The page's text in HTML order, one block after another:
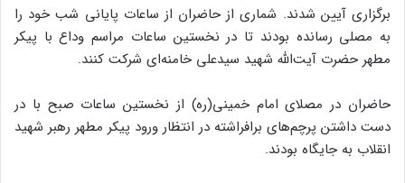
برگزاری آیین شدند. شماری از حاضران از ساعات پایانی شب خود را
به مصلی رسانده بودند تا در نخستین ساعات مراسم وداع با پیکر
مطهر حضرت آیت‌الله شهید سیدعلی خامنه‌ای شرکت کنند.
حاضران در مصلای امام خمینی(ره) از نخستین ساعات صبح با در
دست داشتن پرچم‌های برافراشته در انتظار ورود پیکر مطهر رهبر شهید
انقلاب به جایگاه بودند.